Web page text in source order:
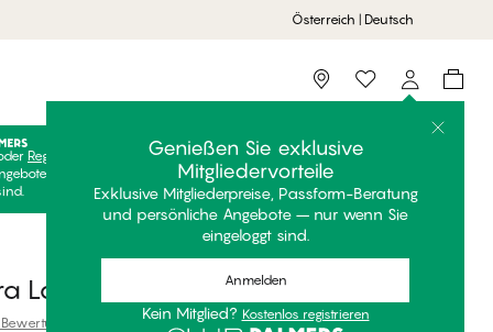
Österreich | Deutsch
Storefinder
Genießen Sie exklusive
Mitgliedervorteile
Exklusive Mitgliederpreise, Passform-Beratung
und persönliche Angebote – nur wenn Sie
eingeloggt sind.
Anmelden
Kein Mitglied? Kostenlos registrieren
Registrieren
Kostenlos anmelden, um Ihre exklusiven
freizuschalten! Clubpreise sind nur gültig, wenn Sie
Langarm T-Shirt